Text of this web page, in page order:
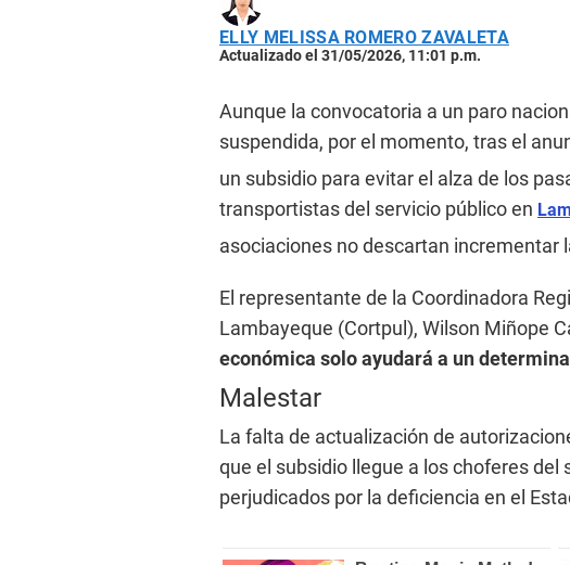
ELLY MELISSA ROMERO ZAVALETA
Actualizado el 31/05/2026, 11:01 p.m.
Aunque la convocatoria a un paro
suspendida, por el momento, tras el
un subsidio para evitar el alza de los
transportistas del servicio público en
asociaciones no descartan incrementar
El representante de la Coordinadora
Lambayeque (Cortpul), Wilson Miñope
económica solo ayudará a un
Malestar
La falta de actualización de
que el subsidio llegue a los choferes del
perjudicados por la deficiencia en el